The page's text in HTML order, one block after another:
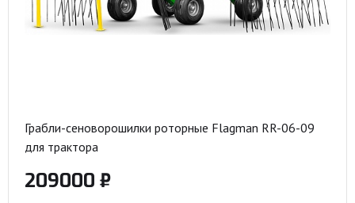
Грабли-сеноворошилки роторные Flagman RR-06-09
для трактора
209000 ₽